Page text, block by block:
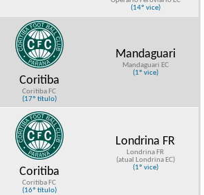
(14º vice)
Coritiba
Coritiba FC
(17º título)
Mandaguari
Mandaguari EC
(1º vice)
Coritiba
Coritiba FC
(16º título)
Londrina FR
Londrina FR
(atual Londrina EC)
(1º vice)